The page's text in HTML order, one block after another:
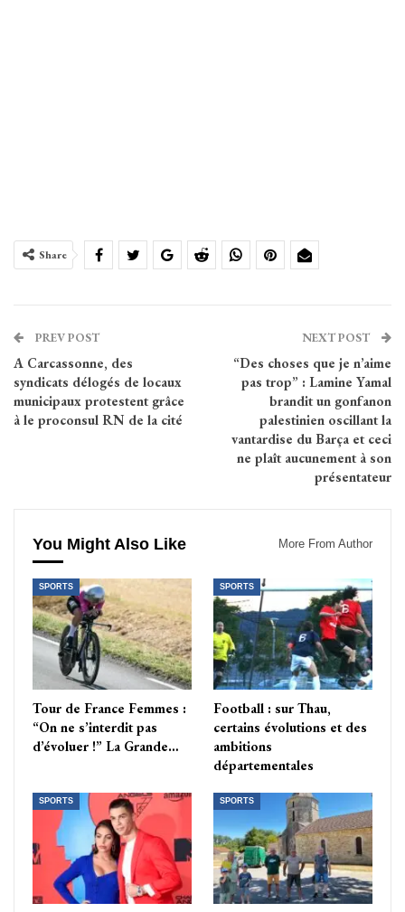
Share
PREV POST
A Carcassonne, des
syndicats délogés de locaux
municipaux protestent grâce
à le proconsul RN de la cité
NEXT POST
“Des choses que je n’aime
pas trop” : Lamine Yamal
brandit un gonfanon
palestinien oscillant la
vantardise du Barça et ceci
ne plaît aucunement à son
présentateur
You Might Also Like More From Author
SPORTS
Tour de France Femmes :
“On ne s’interdit pas
d’évoluer !” La Grande…
SPORTS
Football : sur Thau,
certains évolutions et des
ambitions
départementales
SPORTS SPORTS